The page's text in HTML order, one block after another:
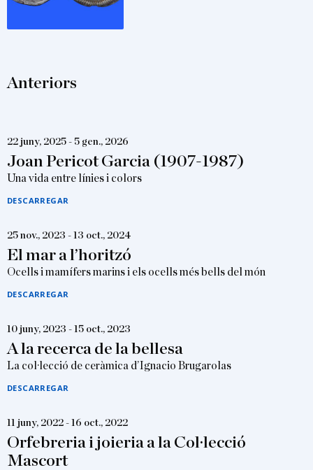
Anteriors
22 juny, 2025 - 5 gen., 2026
Joan Pericot Garcia (1907-1987)
Una vida entre línies i colors
DESCARREGAR
25 nov., 2023 - 13 oct., 2024
El mar a l’horitzó
Ocells i mamífers marins i els ocells més bells del món
DESCARREGAR
10 juny, 2023 - 15 oct., 2023
A la recerca de la bellesa
La col·lecció de ceràmica d’Ignacio Brugarolas
DESCARREGAR
11 juny, 2022 - 16 oct., 2022
Orfebreria i joieria a la Col·lecció
Mascort